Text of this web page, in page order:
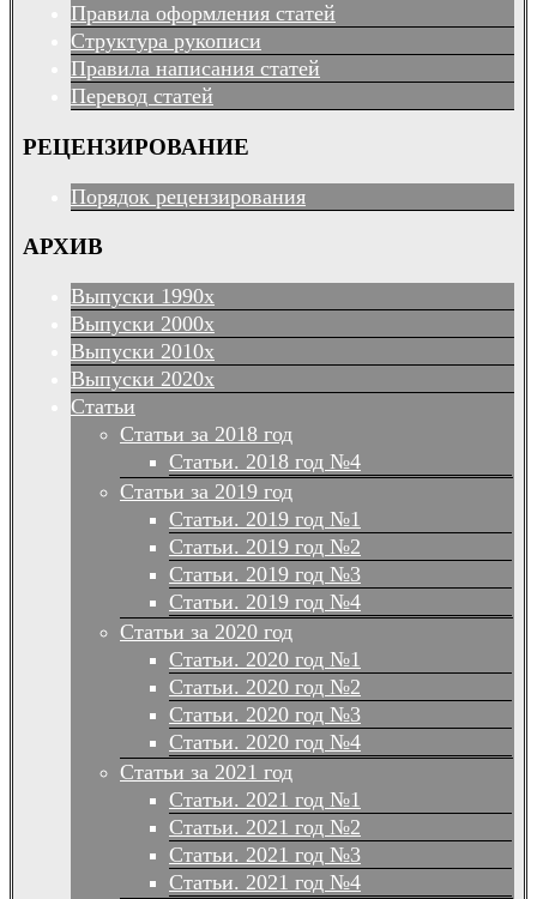
Правила оформления статей
Структура рукописи
Правила написания статей
Перевод статей
РЕЦЕНЗИРОВАНИЕ
Порядок рецензирования
АРХИВ
Выпуски 1990х
Выпуски 2000х
Выпуски 2010х
Выпуски 2020х
Статьи
Статьи за 2018 год
Статьи. 2018 год №4
Статьи за 2019 год
Статьи. 2019 год №1
Статьи. 2019 год №2
Статьи. 2019 год №3
Статьи. 2019 год №4
Статьи за 2020 год
Статьи. 2020 год №1
Статьи. 2020 год №2
Статьи. 2020 год №3
Статьи. 2020 год №4
Статьи за 2021 год
Статьи. 2021 год №1
Статьи. 2021 год №2
Статьи. 2021 год №3
Статьи. 2021 год №4